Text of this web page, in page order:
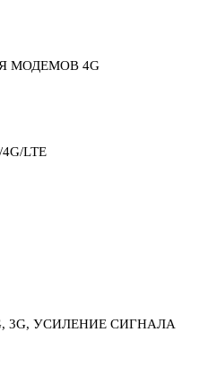
МОДЕМОВ 4G
LTE
3G, УСИЛЕНИЕ СИГНАЛА